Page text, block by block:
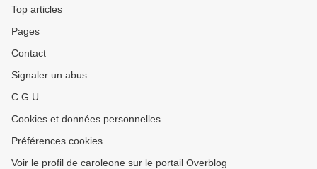
Top articles
Pages
Contact
Signaler un abus
C.G.U.
Cookies et données personnelles
Préférences cookies
Voir le profil de caroleone sur le portail Overblog